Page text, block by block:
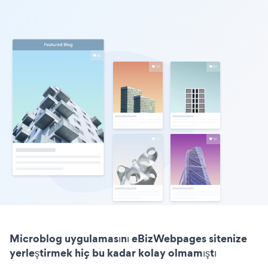
Microblog uygulamasını eBizWebpages sitenize
yerleştirmek hiç bu kadar kolay olmamıştı